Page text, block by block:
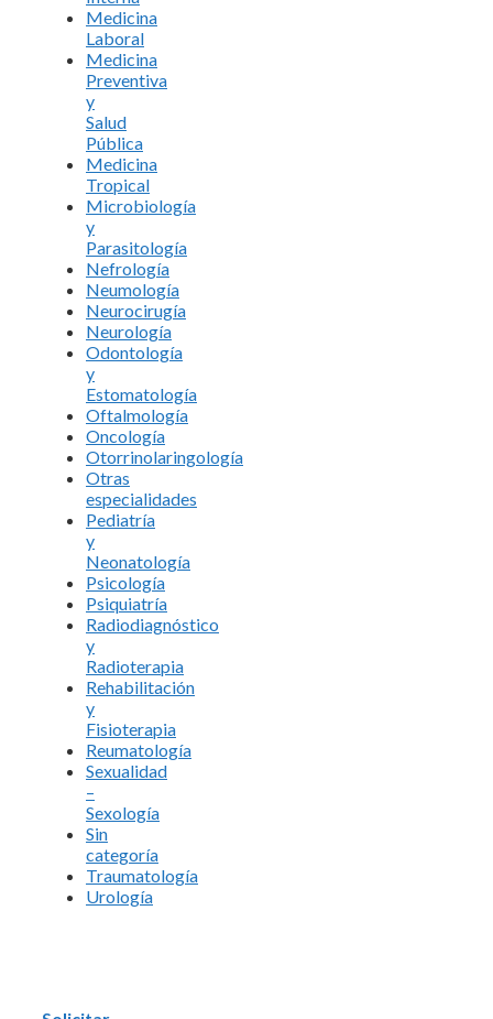
Medicina
Laboral
Medicina
Preventiva
y
Salud
Pública
Medicina
Tropical
Microbiología
y
Parasitología
Nefrología
Neumología
Neurocirugía
Neurología
Odontología
y
Estomatología
Oftalmología
Oncología
Otorrinolaringología
Otras
especialidades
Pediatría
y
Neonatología
Psicología
Psiquiatría
Radiodiagnóstico
y
Radioterapia
Rehabilitación
y
Fisioterapia
Reumatología
Sexualidad
–
Sexología
Sin
categoría
Traumatología
Urología